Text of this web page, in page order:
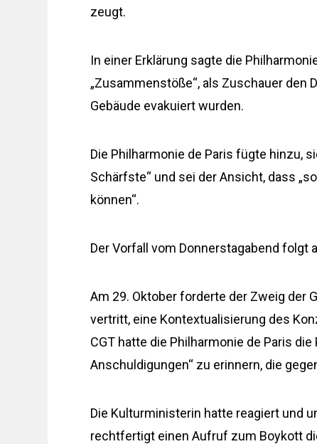
zeugt.
In einer Erklärung sagte die
„Zusammenstöße“, als Zuschauer den
Gebäude evakuiert wurden.
Die Philharmonie de Paris fügte hinzu,
Schärfste“ und sei der Ansicht, dass
können“.
Der Vorfall vom Donnerstagabend folgt
Am 29. Oktober forderte der Zweig der
vertritt, eine Kontextualisierung des
CGT hatte die Philharmonie de Paris
Anschuldigungen“ zu erinnern, die
Die Kulturministerin hatte reagiert und
rechtfertigt einen Aufruf zum Boykott